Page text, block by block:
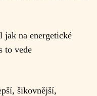
jak na energetické
to vede
šikovnější,